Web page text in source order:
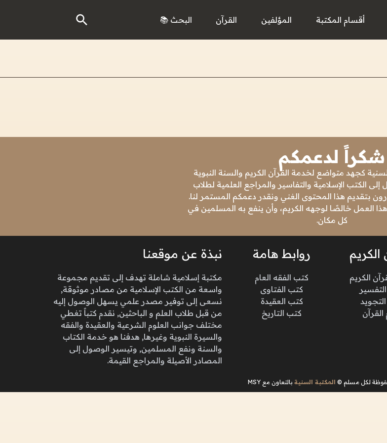
أقسام المكتبة المؤلفين القرآن البحث 📚
شكراً لدعمكم
كجهد متواضع لخدمة القرآن الكريم والسنة النبوية
الكتب الإسلامية والتفاسير والمراجع العلمية لطلاب
بتقديم هذا المحتوى الغني ونقدر دعمكم المستمر لنا.
العمل خالصًا لوجهه الكريم، وأن ينفع به المسلمين في
كل مكان.
الكريم
الكريم
القرآن
روابط هامة
كتب الفقه العام
كتب الفتاوى
كتب العقيدة
كتب التاريخ
نبذة عن موقعنا
مكتبة إسلامية شاملة تهدف إلى تقديم مجموعة
واسعة من الكتب الإسلامية من مصادر موثوقة,
نسعى إلى توفير مصدر علمي يسهل الوصول إليه
من قبل طلاب العلم و الباحثين, نقدم كتباً تغطي
مختلف جوانب العلوم الشرعية والعقيدة والفقه
والسيرة النبوية وغيرها, هدفنا هو خدمة الكتاب
والسنة ونفع المسلمين, وتيسير الوصول إلى
المصادر الأصيلة والمراجع القيمة.
لكل مسلم © المكتبة السنية بالتعاون مع MSY